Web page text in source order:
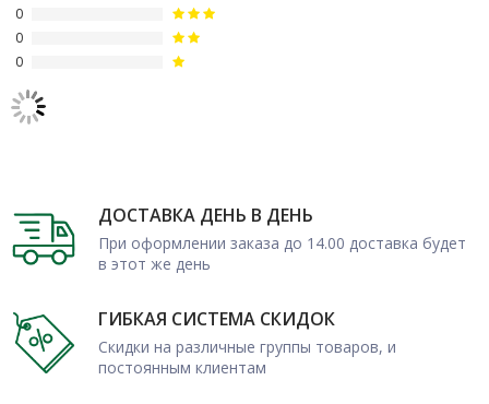
0
0
0
ДОСТАВКА ДЕНЬ В ДЕНЬ
При оформлении заказа до 14.00 доставка будет
в этот же день
ГИБКАЯ СИСТЕМА СКИДОК
Скидки на различные группы товаров, и
постоянным клиентам